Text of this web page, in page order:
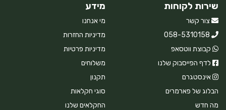
שירות לקוחות
צור קשר
058-5310158
קבוצת ווטסאפ
לדף הפייסבוק שלנו
אינסטגרם
הבלוג של פארמרים
מה חדש
מידע
מי אנחנו
מדיניות החזרות
מדיניות פרטיות
משלוחים
תקנון
סוגי חקלאות
החקלאים שלנו